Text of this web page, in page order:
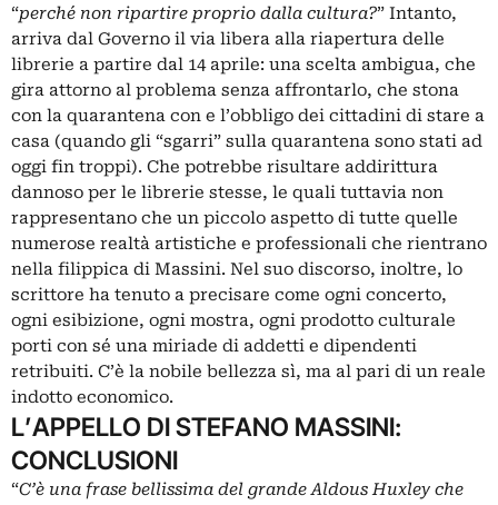
“perché non ripartire proprio dalla cultura?” Intanto,
arriva dal Governo il via libera alla riapertura delle
librerie a partire dal 14 aprile: una scelta ambigua, che
gira attorno al problema senza affrontarlo, che stona
con la quarantena con e l’obbligo dei cittadini di stare a
casa (quando gli “sgarri” sulla quarantena sono stati ad
oggi fin troppi). Che potrebbe risultare addirittura
dannoso per le librerie stesse, le quali tuttavia non
rappresentano che un piccolo aspetto di tutte quelle
numerose realtà artistiche e professionali che rientrano
nella filippica di Massini. Nel suo discorso, inoltre, lo
scrittore ha tenuto a precisare come ogni concerto,
ogni esibizione, ogni mostra, ogni prodotto culturale
porti con sé una miriade di addetti e dipendenti
retribuiti. C’è la nobile bellezza sì, ma al pari di un reale
indotto economico.
L’APPELLO DI STEFANO MASSINI:
CONCLUSIONI
“C’è una frase bellissima del grande Aldous Huxley che